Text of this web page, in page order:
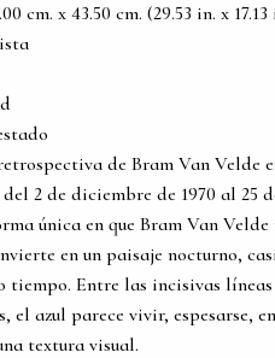
cm. x 43.50 cm. (29.53 in. x 17.13
de Bram Van Velde
2 de diciembre de 1970 al 25
única en que Bram Van
en un paisaje nocturno,
Entre las incisivas líneas
el azul parece vivir, espesarse,
textura visual.